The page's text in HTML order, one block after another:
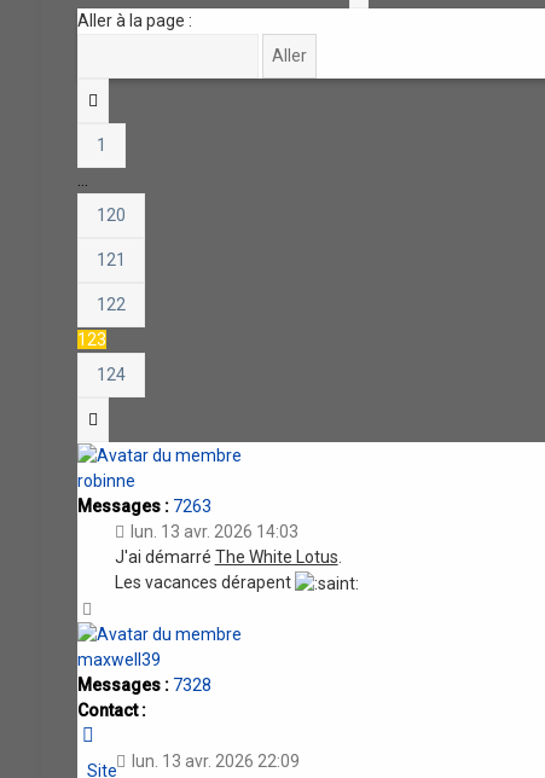
Aller à la page :
1
120
121
122
123
124
robinne
Messages : 7263
lun. 13 avr. 2026 14:03
J'ai démarré The White Lotus
Les vacances dérapent
maxwell39
Messages : 7328
Contact :
maxwell39
Site
lun. 13 avr. 2026 22:09